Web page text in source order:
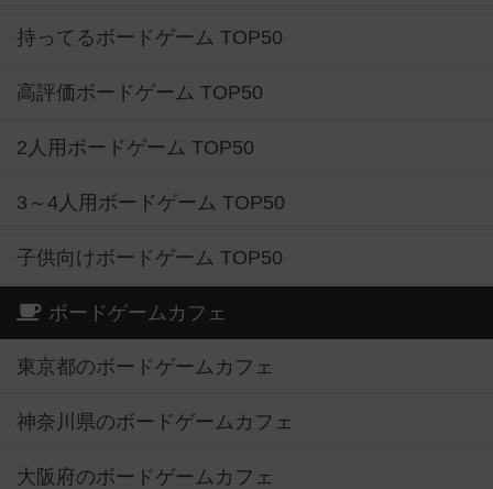
持ってるボードゲーム TOP50
高評価ボードゲーム TOP50
2人用ボードゲーム TOP50
3～4人用ボードゲーム TOP50
子供向けボードゲーム TOP50
ボードゲームカフェ
東京都のボードゲームカフェ
神奈川県のボードゲームカフェ
大阪府のボードゲームカフェ